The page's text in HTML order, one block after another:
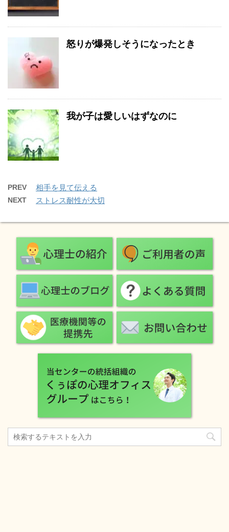
怒りが爆発しそうになったとき
我が子は愛しいはずなのに
PREV 相手を見て伝える
NEXT ストレス耐性が大切